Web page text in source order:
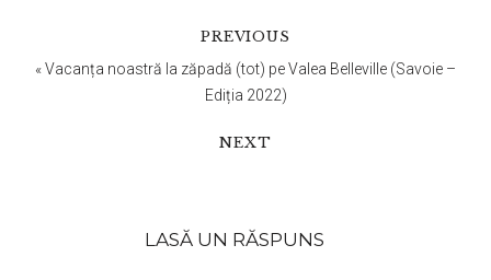
PREVIOUS
«Vacanța noastră la zăpadă (tot) pe Valea Belleville (Savoie –
Ediția 2022)
NEXT
Interactions
LASĂ UN RĂSPUNS